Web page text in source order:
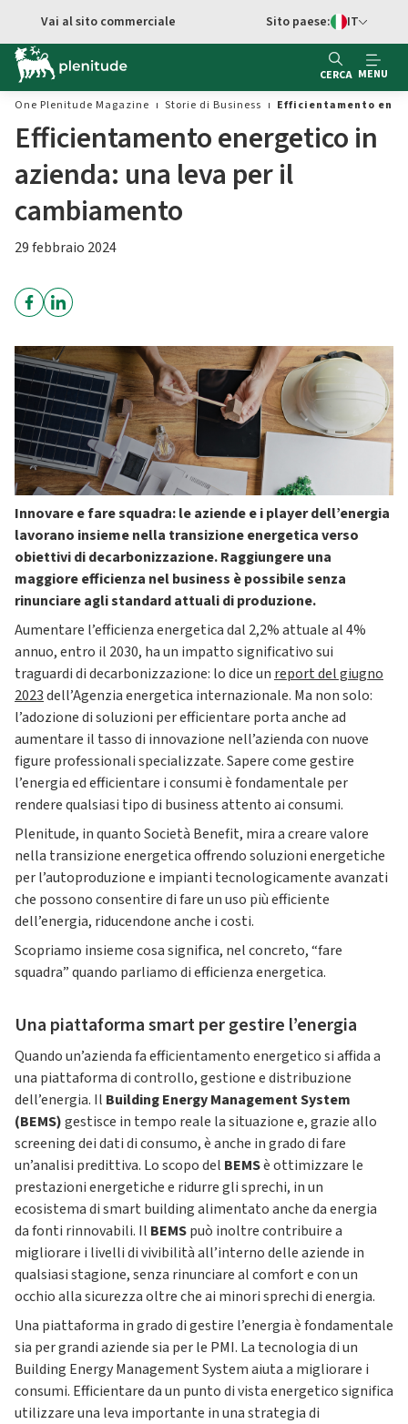
Vai al contenuto principale
Vai al sito commerciale
Switch di
Sito paese: IT
CERCA MENU
One Plenitude Magazine
Storie di Business Efficientamento
Efficientamento energetico in
azienda: una leva per il
cambiamento
29 febbraio 2024
Innovare e fare squadra: le aziende e i player dell’energia
lavorano insieme nella transizione energetica verso
obiettivi di decarbonizzazione. Raggiungere una
maggiore efficienza nel business è possibile senza
rinunciare agli standard attuali di produzione.
Aumentare l’efficienza energetica dal 2,2% attuale al 4%
annuo, entro il 2030, ha un impatto significativo sui
traguardi di decarbonizzazione: lo dice un report del giugno
2023dell’Agenzia energetica internazionale. Ma non solo:
l’adozione di soluzioni per efficientare porta anche ad
aumentare il tasso di innovazione nell’azienda con nuove
figure professionali specializzate. Sapere come gestire
l’energia ed efficientare i consumi è fondamentale per
rendere qualsiasi tipo di business attento ai consumi.
Plenitude, in quanto Società Benefit, mira a creare valore
nella transizione energetica offrendo soluzioni energetiche
per l’autoproduzione e impianti tecnologicamente avanzati
che possono consentire di fare un uso più efficiente
dell’energia, riducendone anche i costi.
Scopriamo insieme cosa significa, nel concreto, “fare
squadra” quando parliamo di efficienza energetica.
Una piattaforma smart per gestire l’energia
Quando un’azienda fa efficientamento energetico si affida a
una piattaforma di controllo, gestione e distribuzione
dell’energia. Il Building Energy Management System
(BEMS)gestisce in tempo reale la situazione e, grazie allo
screening dei dati di consumo, è anche in grado di fare
un’analisi predittiva. Lo scopo del BEMSè ottimizzare le
prestazioni energetiche e ridurre gli sprechi, in un
ecosistema di smart building alimentato anche da energia
da fonti rinnovabili. Il BEMSpuò inoltre contribuire a
migliorare i livelli di vivibilità all’interno delle aziende in
qualsiasi stagione, senza rinunciare al comfort e con un
occhio alla sicurezza oltre che ai minori sprechi di energia.
Una piattaforma in grado di gestire l’energia è fondamentale
sia per grandi aziende sia per le PMI. La tecnologia di un
Building Energy Management System aiuta a migliorare i
consumi. Efficientare da un punto di vista energetico significa
utilizzare una leva importante in una strategia di